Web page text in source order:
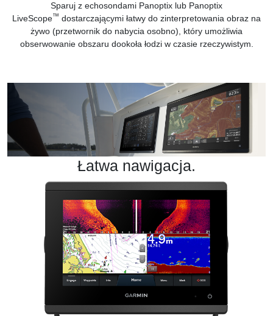
Sparuj z echosondami Panoptix lub Panoptix
LiveScope™ dostarczającymi łatwy do zinterpretowania obraz na
żywo (przetwornik do nabycia osobno), który umożliwia
obserwowanie obszaru dookoła łodzi w czasie rzeczywistym.
Łatwa nawigacja.